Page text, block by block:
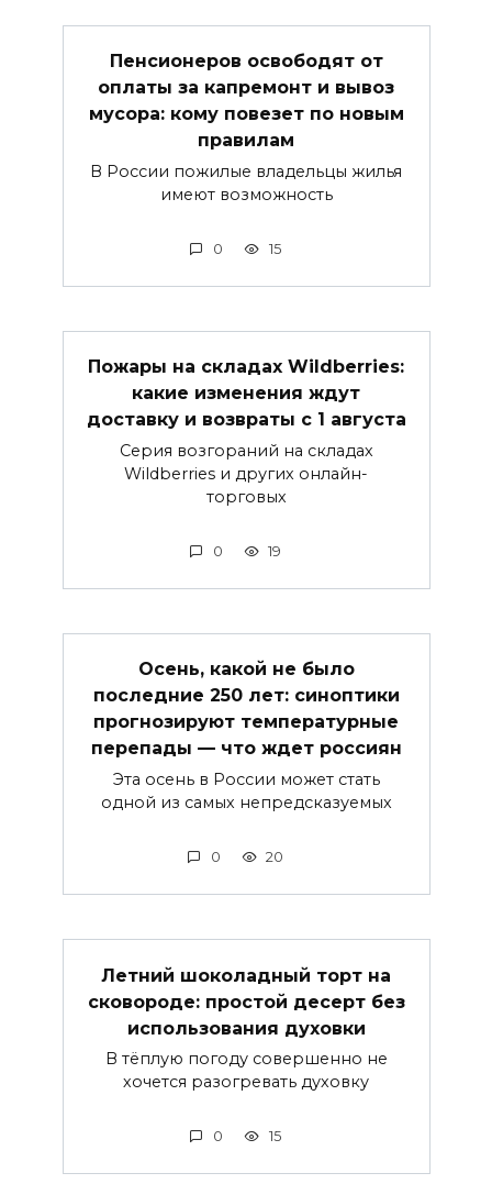
Пенсионеров освободят от
оплаты за капремонт и вывоз
мусора: кому повезет по новым
правилам
В России пожилые владельцы жилья
имеют возможность
0 15
Пожары на складах Wildberries:
какие изменения ждут
доставку и возвраты с 1 августа
Серия возгораний на складах
Wildberries и других онлайн-
торговых
0 19
Осень, какой не было
последние 250 лет: синоптики
прогнозируют температурные
перепады — что ждет россиян
Эта осень в России может стать
одной из самых непредсказуемых
0 20
Летний шоколадный торт на
сковороде: простой десерт без
использования духовки
В тёплую погоду совершенно не
хочется разогревать духовку
0 15